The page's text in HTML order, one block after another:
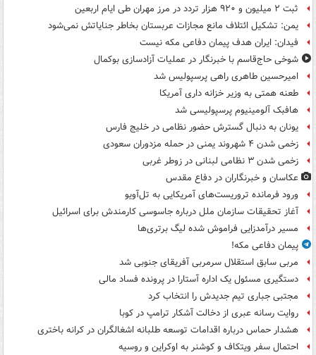
ثبت ۲ میلیون و ۹۲۰ هزار تردد در مرز مهران طی ایام اربعین
یمن: تشکیل ائتلاف مانع مجازات عربستان بخاطر جنایاتش نمی‌شود
فیدان: ایران هدف پیمان دفاعی مکه نیست
شوخی حاج‌قاسم با خبرنگار در عملیات آزادسازی بوکمال
امیرحسین طاهری راهی پرسپولیس شد
طعنه همتی به وزیر خزانه داری آمریکا
هافبک آلومینیوم پرسپولیسی شد
یونان به دنبال گسترش حضور نظامی در خلیج فارس
زخمی شدن ۴ شهروند یمنی در حمله مزدوران سعودی
زخمی شدن ۳ نظامی لبنانی در زوطر غربی
عکاسان و خبرنگاران در دفاع مقدس
ورود فرمانده تروریست‌های آمریکایی به تل‌آویو
آغاز تحقیقات سازمان ملل درباره جاسوسی کارمندش برای اسرائیل
مسیر درآمدزایی فراموش شده لیگ برتری‌ها
پیمان دفاعی مکه!
مربی سابق استقلال سرمربی آفریقای جنوبی شد
دستگیری مسئول یک اداره آستارا در پرونده فساد مالی
مجتبی جباری تیم جدیدش را انتخاب کرد
روایت رسانه عبری از دخالت آشکار ترامپ در کوبا
هشدار حماس درباره اقدامات توسعه طلبانه اشغالگران در کرانه باختری
احتمال سفر ویتکاف و کوشنر به اوکراین و روسیه